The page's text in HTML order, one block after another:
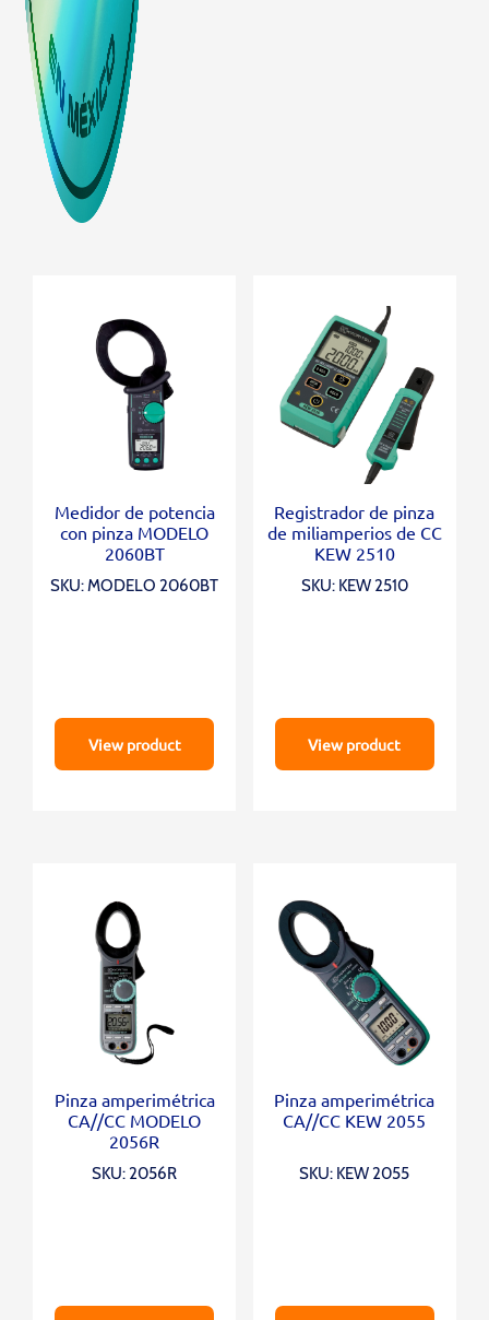
Medidor de potencia
con pinza MODELO
2060BT
SKU: MODELO 2060BT
View product
Registrador de pinza
de miliamperios de CC
KEW 2510
SKU: KEW 2510
View product
Pinza amperimétrica
CA//CC MODELO
2056R
SKU: 2056R
Pinza amperimétrica
CA//CC KEW 2055
SKU: KEW 2055